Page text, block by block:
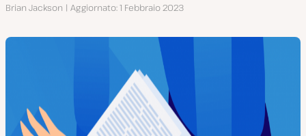
Autore
Brian Jackson Aggiornato 1 Febbraio 2023